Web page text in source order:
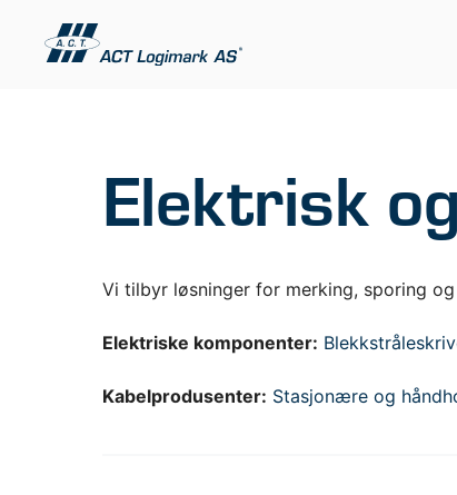
innhold
Blekkstråleskrivere
Elektrisk
Vi tilbyr løsninger for merking, sporing
Elektriske komponenter:
Kabelprodusenter: Stasjonære og